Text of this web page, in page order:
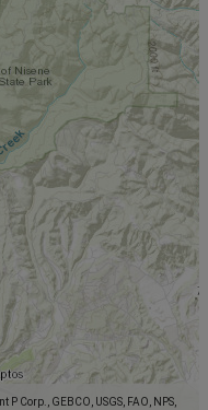
Corp., GEBCO, USGS, FAO, NPS,